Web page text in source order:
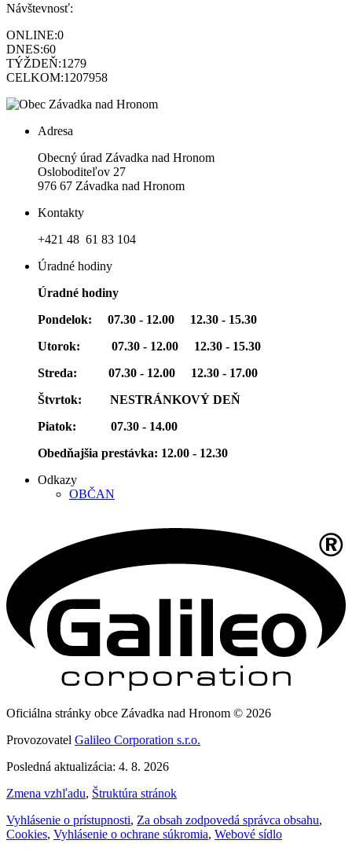
Návštevnosť:
ONLINE:0
DNES:60
TÝŽDEŇ:1279
CELKOM:1207958
Adresa
Obecný úrad Závadka nad Hronom
Osloboditeľov 27
976 67 Závadka nad Hronom
Kontakty
+421 48 61 83 104
Úradné hodiny
Úradné hodiny
Pondelok: 07.30 - 12.00 12.30 - 15.30
Utorok: 07.30 - 12.00 12.30 - 15.30
Streda: 07.30 - 12.00 12.30 - 17.00
Štvrtok: NESTRÁNKOVÝ DEŇ
Piatok: 07.30 - 14.00
Obedňajšia prestávka: 12.00 - 12.30
Odkazy
OBČAN
Oficiálna stránky obce Závadka nad Hronom © 2026
Provozovatel Galileo Corporation s.r.o.
Posledná aktualizácia: 4. 8. 2026
Zmena vzhľadu, Štruktúra stránok
Vyhlásenie o prístupnosti, Za obsah zodpovedá správca obsahu,
Cookies, Vyhlásenie o ochrane súkromia, Webové sídlo